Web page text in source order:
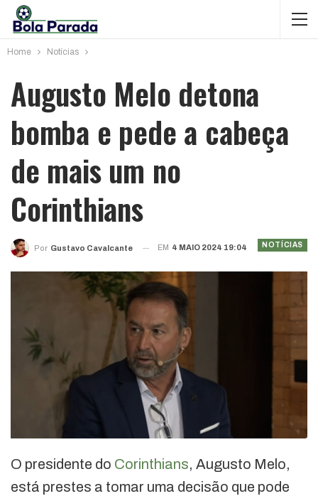
Home Notícias
Augusto Melo detona
bomba e pede a cabeça
de mais um no
Corinthians
NOTÍCIAS
Por Gustavo Cavalcante EM 4 MAIO 2024 19:04
O presidente do Corinthians, Augusto Melo,
está prestes a tomar uma decisão que pode